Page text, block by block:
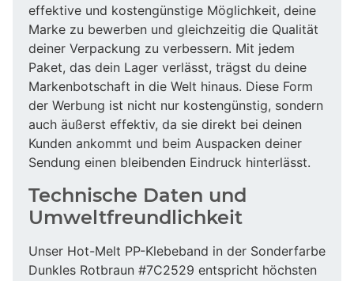
effektive und kostengünstige Möglichkeit, deine
Marke zu bewerben und gleichzeitig die Qualität
deiner Verpackung zu verbessern. Mit jedem
Paket, das dein Lager verlässt, trägst du deine
Markenbotschaft in die Welt hinaus. Diese Form
der Werbung ist nicht nur kostengünstig, sondern
auch äußerst effektiv, da sie direkt bei deinen
Kunden ankommt und beim Auspacken deiner
Sendung einen bleibenden Eindruck hinterlässt.
Technische Daten und
Umweltfreundlichkeit
Unser Hot-Melt PP-Klebeband in der Sonderfarbe
Dunkles Rotbraun #7C2529 entspricht höchsten